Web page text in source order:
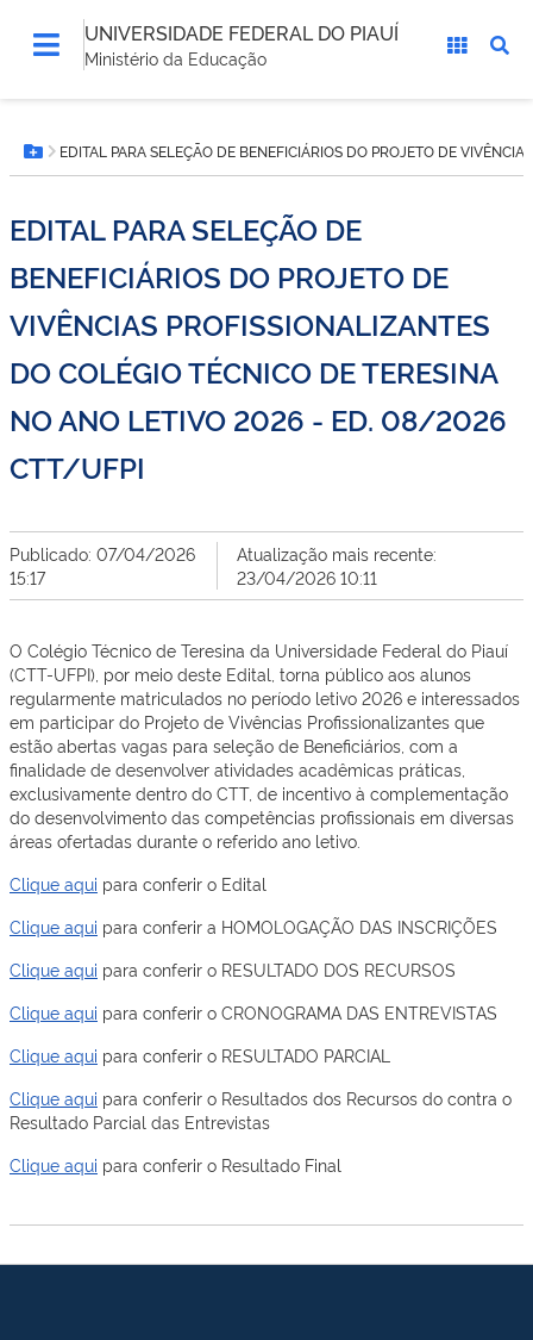
UNIVERSIDADE FEDERAL DO PIAUÍ
Ministério da Educação
está
aqui:Botão Menu
EDITAL PARA SELEÇÃO DE BENEFICIÁRIOS DO PROJETO DE
EDITAL PARA SELEÇÃO DE
BENEFICIÁRIOS DO PROJETO DE
VIVÊNCIAS PROFISSIONALIZANTES
DO COLÉGIO TÉCNICO DE TERESINA
NO ANO LETIVO 2026 - ED. 08/2026
CTT/UFPI
Publicado: 07/04/2026
15:17
Atualização mais recente:
23/04/2026 10:11
O Colégio Técnico de Teresina da Universidade Federal do Piauí
(CTT-UFPI), por meio deste Edital, torna público aos alunos
regularmente matriculados no período letivo 2026 e interessados
em participar do Projeto de Vivências Profissionalizantes que
estão abertas vagas para seleção de Beneficiários, com a
finalidade de desenvolver atividades acadêmicas práticas,
exclusivamente dentro do CTT, de incentivo à complementação
do desenvolvimento das competências profissionais em diversas
áreas ofertadas durante o referido ano letivo.
Clique aqui para conferir o Edital
Clique aqui para conferir a HOMOLOGAÇÃO DAS INSCRIÇÕES
Clique aqui para conferir o RESULTADO DOS RECURSOS
Clique aqui para conferir o CRONOGRAMA DAS ENTREVISTAS
Clique aqui para conferir o RESULTADO PARCIAL
Clique aqui para conferir o Resultados dos Recursos do contra o
Resultado Parcial das Entrevistas
Clique aqui para conferir o Resultado Final